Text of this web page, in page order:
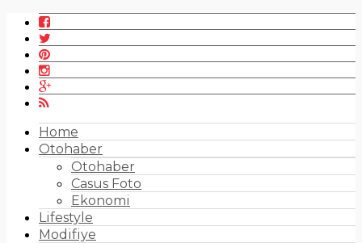
Home
Otohaber
Otohaber
Casus Foto
Ekonomi
Lifestyle
Modifiye